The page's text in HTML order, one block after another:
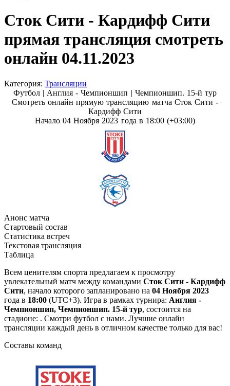
Сток Сити - Кардифф Сити
прямая трансляция смотреть
онлайн 04.11.2023
Категория: Трансляции
Футбол | Англия - Чемпионшип | Чемпионшип. 15-й тур
Смотреть онлайн прямую трансляцию матча Сток Сити -
Кардифф Сити
Начало 04 Ноября 2023 года в 18:00 (+03:00)
Анонс матча
Стартовый состав
Статистика встреч
Текстовая трансляция
Таблица
Всем ценителям спорта предлагаем к просмотру
увлекательный матч между командами Сток Сити - Кардифф
Сити, начало которого запланировано на 04 Ноября 2023
года в 18:00 (UTC+3). Игра в рамках турнира: Англия -
Чемпионшип, Чемпионшип. 15-й тур, состоится на
стадионе: . Смотри футбол с нами. Лучшие онлайн
трансляции каждый день в отличном качестве только для вас!
Составы команд